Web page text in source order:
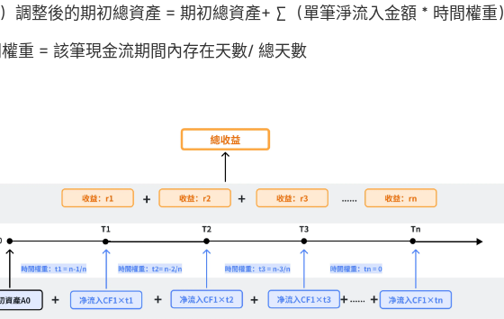
調整後的期初總資產 = 期初總資產+ ∑（單筆淨流入金額 * 時間權重）
重 = 該筆現金流期間內存在天數/ 總天數